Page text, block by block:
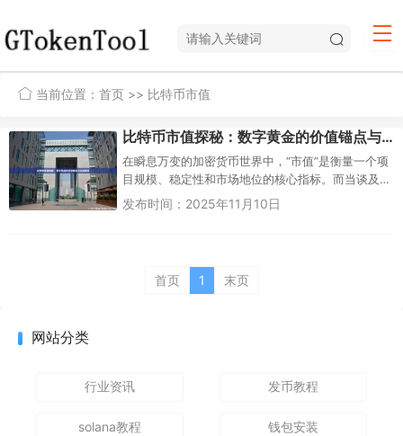
当前位置： 首页 >> 比特币市值
比特币市值探秘：数字黄金的价值锚点与动态解读
在瞬息万变的加密货币世界中，“市值”是衡量一个项
目规模、稳定性和市场地位的核心指标。而当谈及
比特币，这个数字货币的鼻祖，其市值问题更是牵
发布时间：2025年11月10日
首页 1 末页
网站分类
行业资讯 发币教程
solana教程 钱包安装